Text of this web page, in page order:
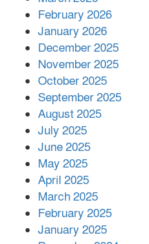
পর
February 2026
January 2026
December 2025
November 2025
October 2025
September 2025
August 2025
July 2025
June 2025
May 2025
April 2025
March 2025
February 2025
January 2025